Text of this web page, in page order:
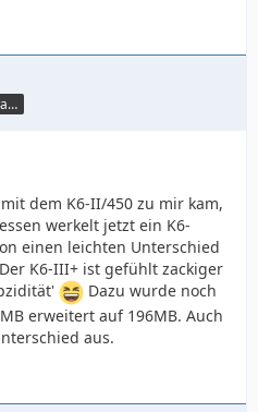
Schweden 2025 - ich war da :seufz:
dem K6-II/450 zu mir kam,
werkelt jetzt ein K6-
einen leichten Unterschied
K6-III+ ist gefühlt zackiger
Dazu wurde noch
erweitert auf 196MB. Auch
aus.